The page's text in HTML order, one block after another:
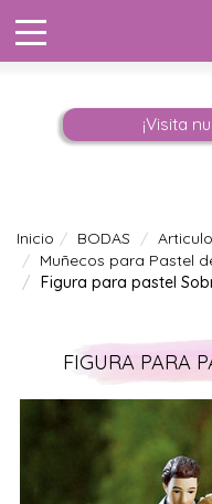
¡Visita
Inicio BODAS
Muñecos para Pastel
Figura para pastel
FIGURA PARA